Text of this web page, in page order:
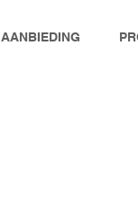
AANBIEDING